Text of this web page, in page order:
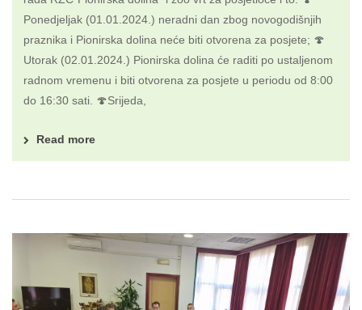
Ponedjeljak (01.01.2024.) neradni dan zbog novogodišnjih
praznika i Pionirska dolina neće biti otvorena za posjete; 🍄
Utorak (02.01.2024.) Pionirska dolina će raditi po ustaljenom
radnom vremenu i biti otvorena za posjete u periodu od 8:00
do 16:30 sati. 🍄Srijeda,
Read more